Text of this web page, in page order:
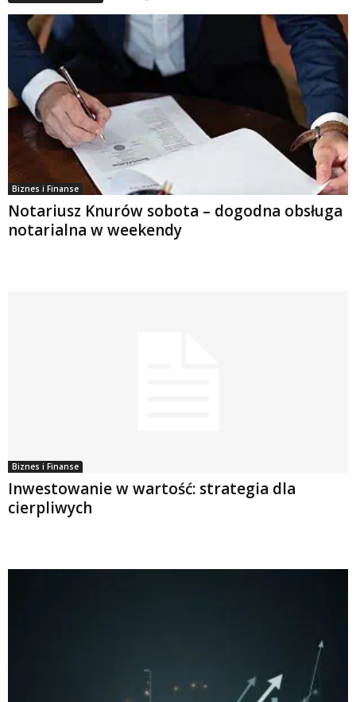
Biznes i Finanse
Notariusz Knurów sobota – dogodna obsługa
notarialna w weekendy
Biznes i Finanse
Inwestowanie w wartość: strategia dla
cierpliwych